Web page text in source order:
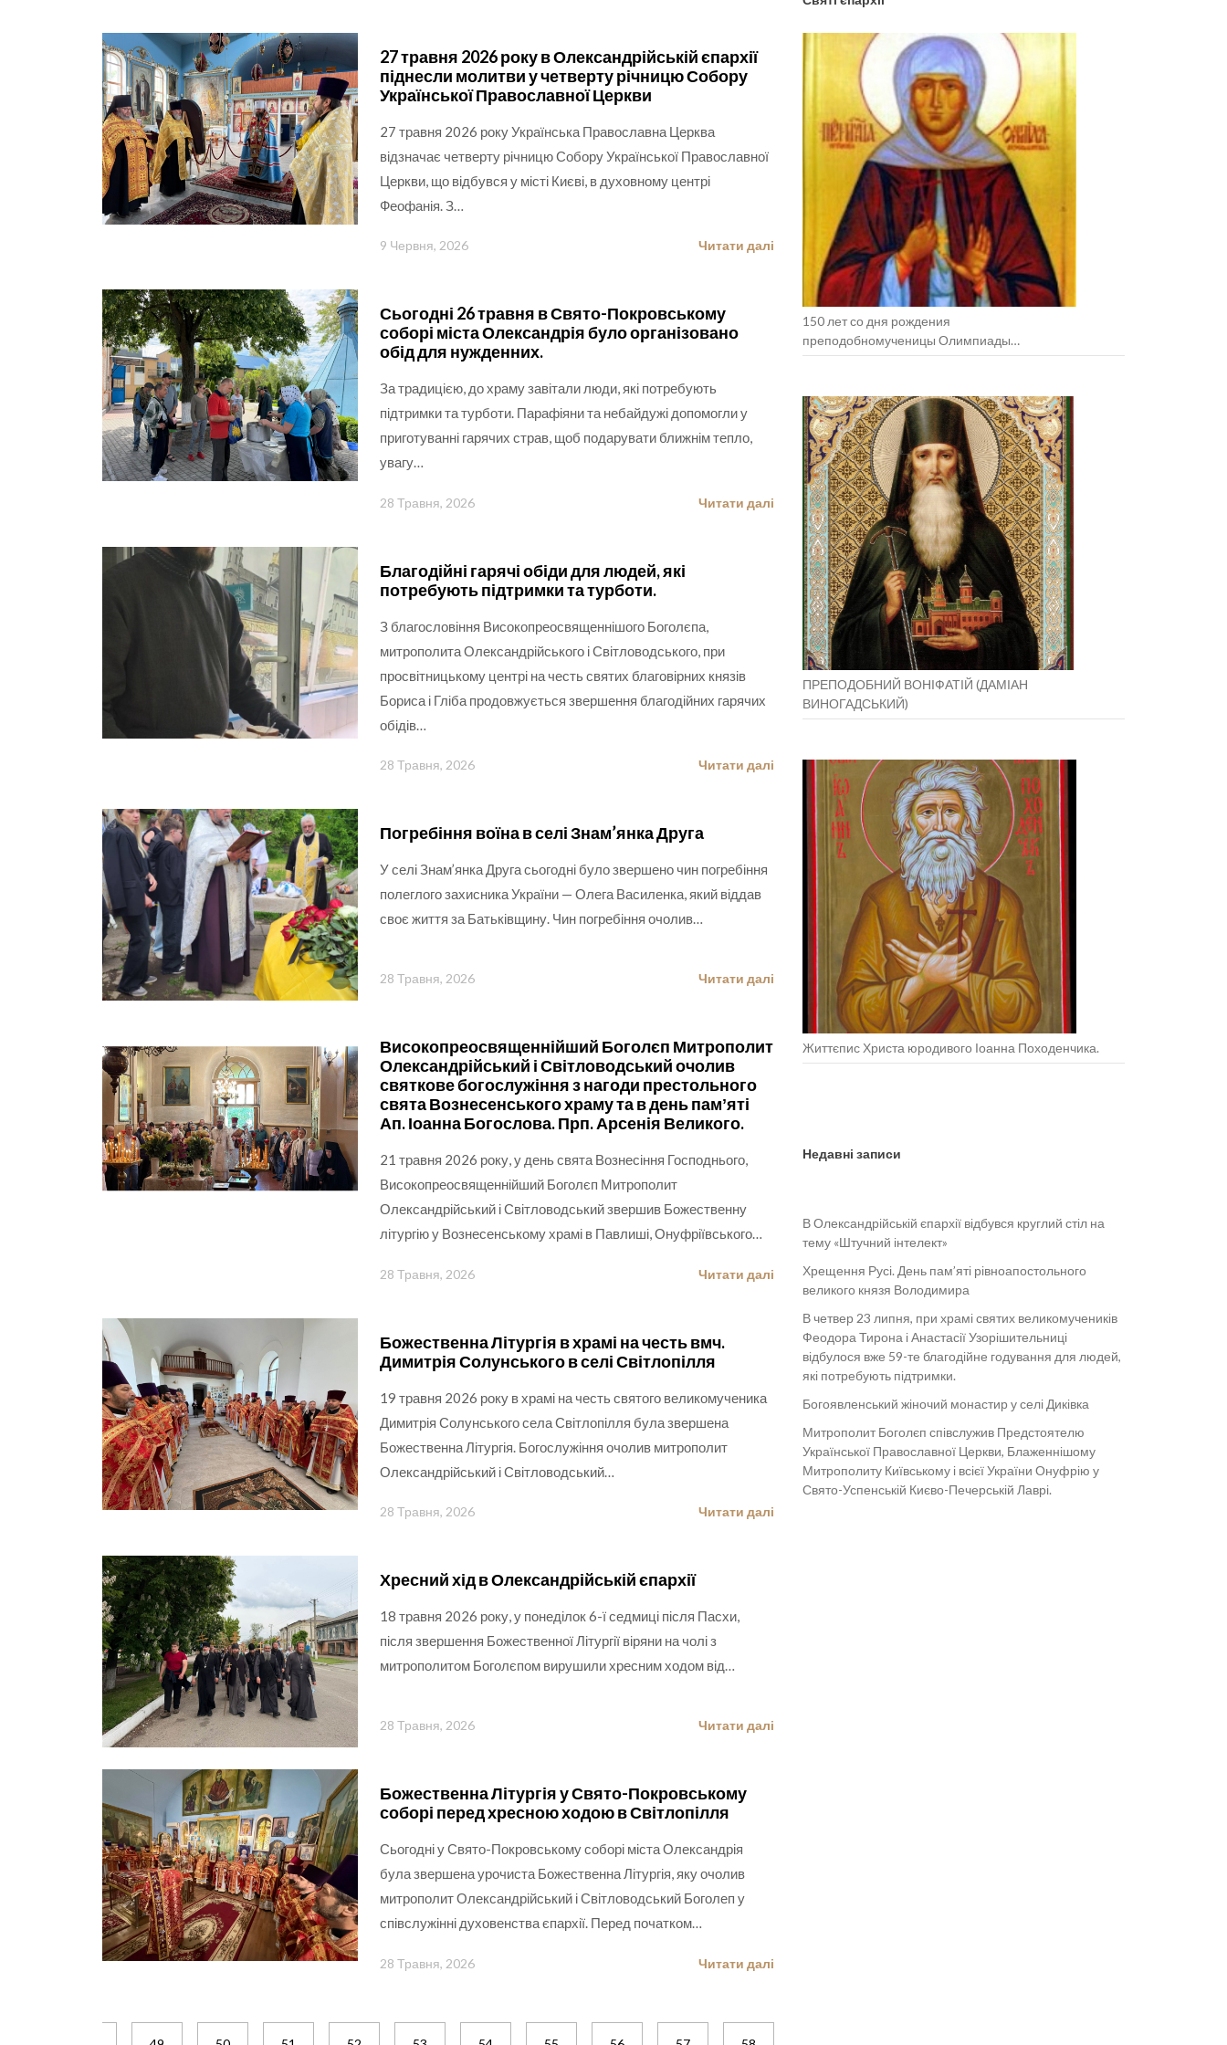
27 травня 2026 року в Олександрійській єпархії
піднесли молитви у четверту річницю Собору
Української Православної Церкви
27 травня 2026 року Українська Православна Церква
відзначає четверту річницю Собору Української Православної
Церкви, що відбувся у місті Києві, в духовному центрі
Феофанія. З…
9 Червня, 2026 Читати далі
Сьогодні 26 травня в Свято-Покровському
соборі міста Олександрія було організовано
обід для нужденних.
За традицією, до храму завітали люди, які потребують
підтримки та турботи. Парафіяни та небайдужі допомогли у
приготуванні гарячих страв, щоб подарувати ближнім тепло,
увагу…
28 Травня, 2026 Читати далі
Благодійні гарячі обіди для людей, які
потребують підтримки та турботи.
З благословіння Високопреосвященнішого Боголєпа,
митрополита Олександрійського і Світловодського, при
просвітницькому центрі на честь святих благовірних князів
Бориса і Гліба продовжується звершення благодійних гарячих
обідів…
28 Травня, 2026 Читати далі
Погребіння воїна в селі Знам’янка Друга
У селі Знам’янка Друга сьогодні було звершено чин погребіння
полеглого захисника України — Олега Василенка, який віддав
своє життя за Батьківщину. Чин погребіння очолив…
28 Травня, 2026 Читати далі
Високопреосвященнійший Боголєп Митрополит
Олександрійський і Світловодський очолив
святкове богослужіння з нагоди престольного
свята Вознесенського храму та в день памʼяті
Ап. Іоанна Богослова. Прп. Арсенія Великого.
21 травня 2026 року, у день свята Вознесіння Господнього,
Високопреосвященнійший Боголєп Митрополит
Олександрійський і Світловодський звершив Божественну
літургію у Вознесенському храмі в Павлиші, Онуфріївського…
28 Травня, 2026 Читати далі
Божественна Літургія в храмі на честь вмч.
Димитрія Солунського в селі Світлопілля
19 травня 2026 року в храмі на честь святого великомученика
Димитрія Солунського села Світлопілля була звершена
Божественна Літургія. Богослужіння очолив митрополит
Олександрійський і Світловодський…
28 Травня, 2026 Читати далі
Хресний хід в Олександрійській єпархії
18 травня 2026 року, у понеділок 6-ї седмиці після Пасхи,
після звершення Божественної Літургії віряни на чолі з
митрополитом Боголєпом вирушили хресним ходом від…
28 Травня, 2026 Читати далі
Божественна Літургія у Свято-Покровському
соборі перед хресною ходою в Світлопілля
Сьогодні у Свято-Покровському соборі міста Олександрія
була звершена урочиста Божественна Літургія, яку очолив
митрополит Олександрійський і Світловодський Боголеп у
співслужінні духовенства єпархії. Перед початком…
28 Травня, 2026 Читати далі
150 лет со дня рождения
преподобномученицы Олимпиады
Козельщанской (+1938).
ПРЕПОДОБНИЙ ВОНІФАТІЙ (ДАМІАН
ВИНОГАДСЬКИЙ)
Життєпис Христа юродивого Іоанна Походенчика.
Недавні записи
В Олександрійській єпархії відбувся круглий стіл на
тему «Штучний інтелект»
Хрещення Русі. День пам’яті рівноапостольного
великого князя Володимира
В четвер 23 липня, при храмі святих великомучеників
Феодора Тирона і Анастасії Узорішительниці
відбулося вже 59-те благодійне годування для людей,
які потребують підтримки.
Богоявленський жіночий монастир у селі Диківка
Митрополит Боголєп співслужив Предстоятелю
Української Православної Церкви, Блаженнішому
Митрополиту Київському і всієї України Онуфрію у
Свято-Успенській Києво-Печерській Лаврі.